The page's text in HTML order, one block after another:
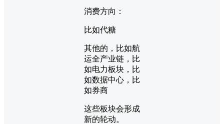
消费方向：
比如代糖
其他的，比如航
运全产业链，比
如电力板块，比
如数据中心，比
如券商
这些板块会形成
新的轮动。